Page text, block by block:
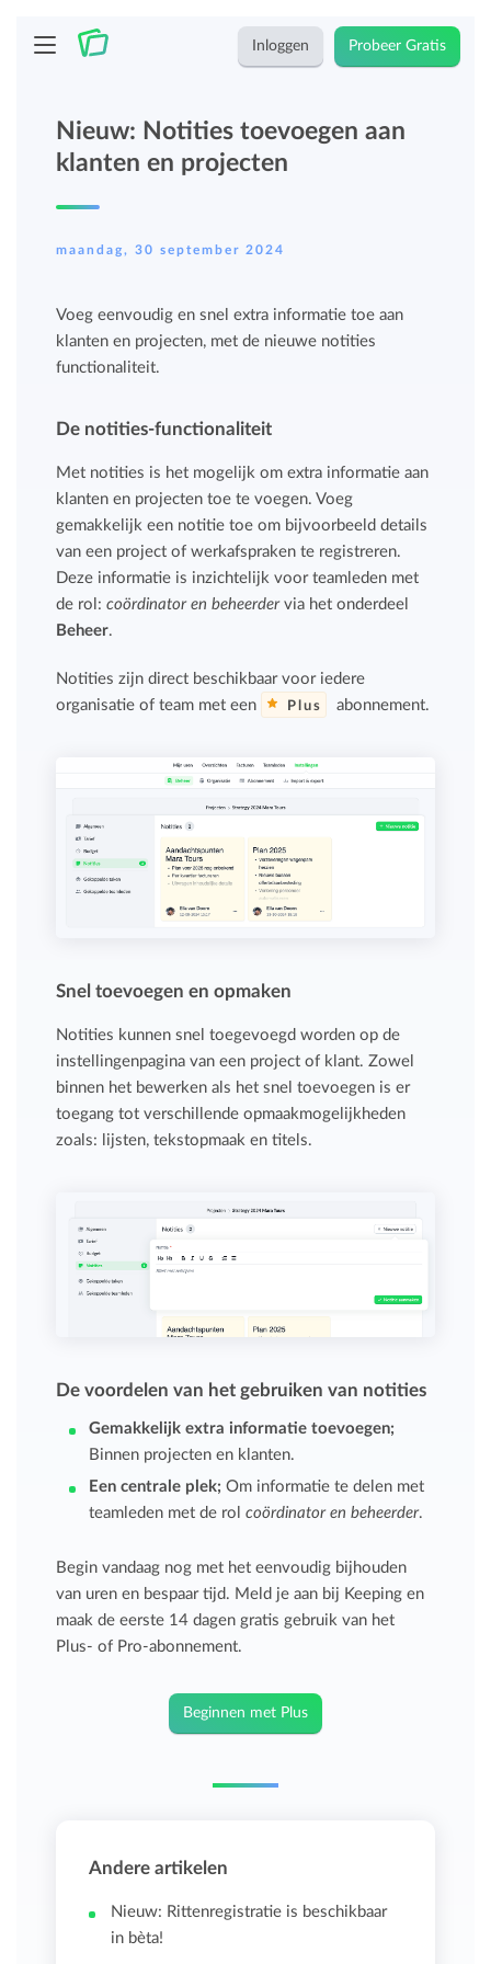
Inloggen Probeer Gratis
Nieuw: Notities toevoegen aan
klanten en projecten
maandag, 30 september 2024
Voeg eenvoudig en snel extra informatie toe aan
klanten en projecten, met de nieuwe notities
functionaliteit.
De notities-functionaliteit
Met notities is het mogelijk om extra informatie aan
klanten en projecten toe te voegen. Voeg
gemakkelijk een notitie toe om bijvoorbeeld details
van een project of werkafspraken te registreren.
Deze informatie is inzichtelijk voor teamleden met
de rol:coördinator en beheerdervia het onderdeel
Beheer.
Notities zijn direct beschikbaar voor iedere
organisatie of team met een
Plus abonnement.
Snel toevoegen en opmaken
Notities kunnen snel toegevoegd worden op de
instellingenpagina van een project of klant. Zowel
binnen het bewerken als het snel toevoegen is er
toegang tot verschillende opmaakmogelijkheden
zoals: lijsten, tekstopmaak en titels.
De voordelen van het gebruiken van notities
Gemakkelijk extra informatie toevoegen;
Binnen projecten en klanten.
Een centrale plek; Om informatie te delen met
teamleden met de rolcoördinator en beheerder.
Begin vandaag nog met het eenvoudig bijhouden
van uren en bespaar tijd. Meld je aan bij Keeping en
maak de eerste 14 dagen gratis gebruik van het
Plus- of Pro-abonnement.
Beginnen met Plus
Andere artikelen
Nieuw: Rittenregistratie is beschikbaar
in bèta!